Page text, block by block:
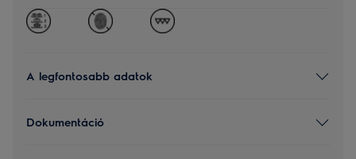
A legfontosabb adatok
Dokumentáció